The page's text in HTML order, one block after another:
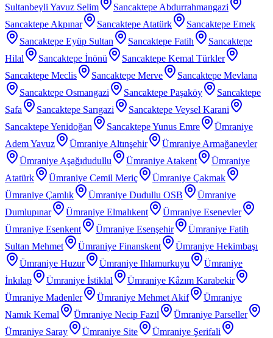
Sultanbeyli Yavuz Selim
Sancaktepe Abdurrahmangazi
Sancaktepe Akpınar
Sancaktepe Atatürk
Sancaktepe Emek
Sancaktepe Eyüp Sultan
Sancaktepe Fatih
Sancaktepe
Hilal
Sancaktepe İnönü
Sancaktepe Kemal Türkler
Sancaktepe Meclis
Sancaktepe Merve
Sancaktepe Mevlana
Sancaktepe Osmangazi
Sancaktepe Paşaköy
Sancaktepe
Safa
Sancaktepe Sarıgazi
Sancaktepe Veysel Karani
Sancaktepe Yenidoğan
Sancaktepe Yunus Emre
Ümraniye
Adem Yavuz
Ümraniye Altınşehir
Ümraniye Armağanevler
Ümraniye Aşağıdudullu
Ümraniye Atakent
Ümraniye
Atatürk
Ümraniye Cemil Meriç
Ümraniye Çakmak
Ümraniye Çamlık
Ümraniye Dudullu OSB
Ümraniye
Dumlupınar
Ümraniye Elmalıkent
Ümraniye Esenevler
Ümraniye Esenkent
Ümraniye Esenşehir
Ümraniye Fatih
Sultan Mehmet
Ümraniye Finanskent
Ümraniye Hekimbaşı
Ümraniye Huzur
Ümraniye Ihlamurkuyu
Ümraniye
İnkılap
Ümraniye İstiklal
Ümraniye Kâzım Karabekir
Ümraniye Madenler
Ümraniye Mehmet Akif
Ümraniye
Namık Kemal
Ümraniye Necip Fazıl
Ümraniye Parseller
Ümraniye Saray
Ümraniye Site
Ümraniye Şerifali